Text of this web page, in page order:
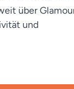
über
und